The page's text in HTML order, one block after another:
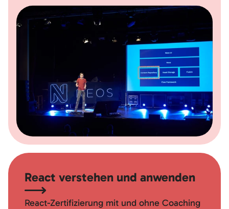
React verstehen und anwenden
React-Zertifizierung mit und ohne Coaching